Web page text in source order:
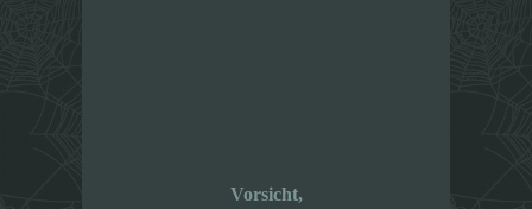
Vorsicht,